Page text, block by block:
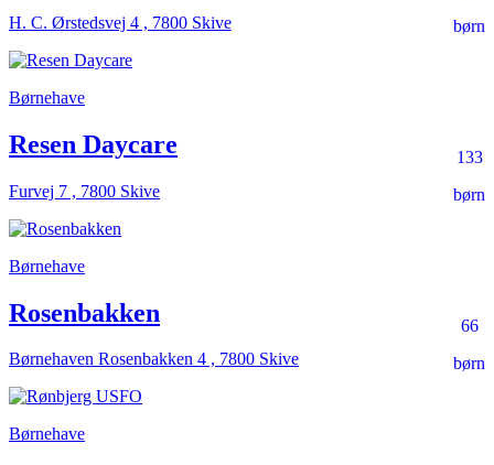
børn
H. C. Ørstedsvej 4 , 7800 Skive
Børnehave
133
børn
Resen Daycare
Furvej 7 , 7800 Skive
Børnehave
66
børn
Rosenbakken
Børnehaven Rosenbakken 4 , 7800 Skive
Børnehave